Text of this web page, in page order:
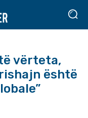
vërteta,
është